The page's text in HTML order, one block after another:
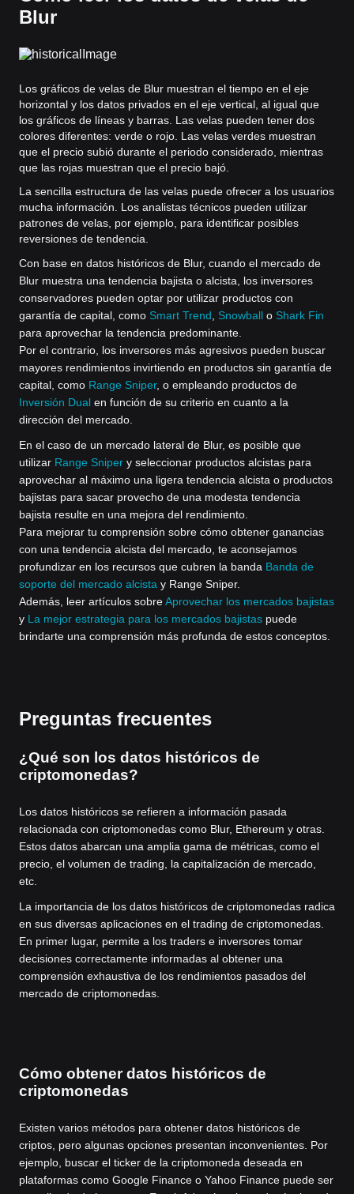
Blur
Los gráficos de velas de Blur muestran el tiempo en el eje
horizontal y los datos privados en el eje vertical, al igual que
los gráficos de líneas y barras. Las velas pueden tener dos
colores diferentes: verde o rojo. Las velas verdes muestran
que el precio subió durante el periodo considerado, mientras
que las rojas muestran que el precio bajó.
La sencilla estructura de las velas puede ofrecer a los usuarios
mucha información. Los analistas técnicos pueden utilizar
patrones de velas, por ejemplo, para identificar posibles
reversiones de tendencia.
Con base en datos históricos de Blur, cuando el mercado de
Blur muestra una tendencia bajista o alcista, los inversores
conservadores pueden optar por utilizar productos con
garantía de capital, como Smart Trend Snowball o Shark Fin
para aprovechar la tendencia predominante.
Por el contrario, los inversores más agresivos pueden buscar
mayores rendimientos invirtiendo en productos sin garantía de
capital, como Range Sniper, o empleando productos de
Inversión Dual en función de su criterio en cuanto a la
dirección del mercado.
En el caso de un mercado lateral de Blur, es posible que
utilizar Range Sniper y seleccionar productos alcistas para
aprovechar al máximo una ligera tendencia alcista o productos
bajistas para sacar provecho de una modesta tendencia
bajista resulte en una mejora del rendimiento.
Para mejorar tu comprensión sobre cómo obtener ganancias
con una tendencia alcista del mercado, te aconsejamos
profundizar en los recursos que cubren la banda Banda de
soporte del mercado alcista y Range Sniper.
Además, leer artículos sobreAprovechar los mercados bajistas
y La mejor estrategia para los mercados bajistas puede
brindarte una comprensión más profunda de estos conceptos.
Preguntas frecuentes
¿Qué son los datos históricos de
criptomonedas?
Los datos históricos se refieren a información pasada
relacionada con criptomonedas como Blur, Ethereum y otras.
Estos datos abarcan una amplia gama de métricas, como el
precio, el volumen de trading, la capitalización de mercado,
etc.
La importancia de los datos históricos de criptomonedas radica
en sus diversas aplicaciones en el trading de criptomonedas.
En primer lugar, permite a los traders e inversores tomar
decisiones correctamente informadas al obtener una
comprensión exhaustiva de los rendimientos pasados del
mercado de criptomonedas.
Cómo obtener datos históricos de
criptomonedas
Existen varios métodos para obtener datos históricos de
criptos, pero algunas opciones presentan inconvenientes. Por
ejemplo, buscar el ticker de la criptomoneda deseada en
plataformas como Google Finance o Yahoo Finance puede ser